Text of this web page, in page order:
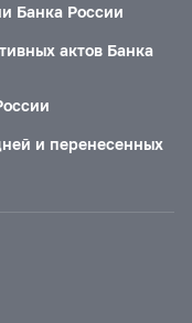
Банка России
актов Банка
и перенесенных